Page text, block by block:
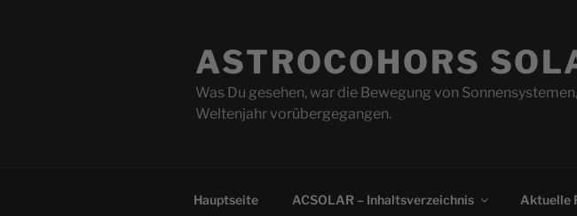
ASTROCOHORS
Was Du gesehen, war die Bewegung von
Weltenjahr vorübergegangen.
Hauptseite ACSOLAR – Inhaltsverzeichnis Aktuelle